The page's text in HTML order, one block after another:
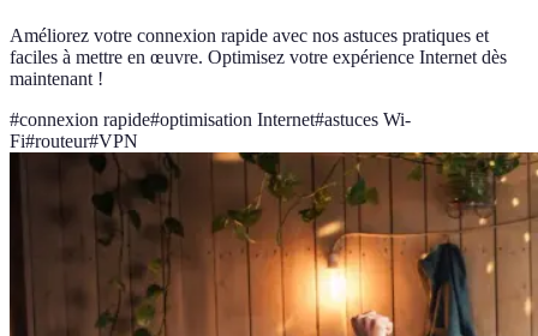
Améliorez votre connexion rapide avec nos astuces pratiques et
faciles à mettre en œuvre. Optimisez votre expérience Internet dès
maintenant !
#connexion rapide#optimisation Internet#astuces Wi-
Fi#routeur#VPN